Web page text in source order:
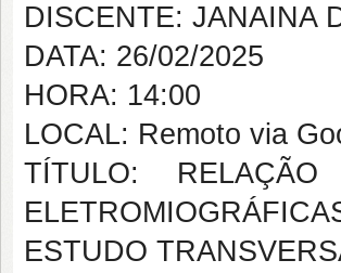
DISCENTE: JANAINA
DATA: 26/02/2025
HORA: 14:00
LOCAL: Remoto via
TÍTULO:
ESTUDO